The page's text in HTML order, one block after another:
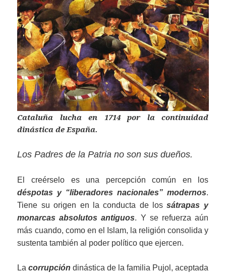
Cataluña lucha en 1714 por la continuidad
dinástica de España.
Los Padres de la Patria no son sus dueños.
El creérselo es una percepción común en los
déspotas y “liberadores nacionales” modernos.
Tiene su origen en la conducta de lossátrapas y
monarcas absolutos antiguos. Y se refuerza aún
más cuando, como en el Islam, la religión consolida y
sustenta también al poder político que ejercen.
Lacorrupción dinástica de la familia Pujol, aceptada